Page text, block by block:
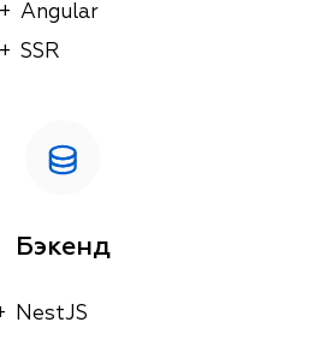
+  Angular
+  SSR
Бэкенд
NestJS